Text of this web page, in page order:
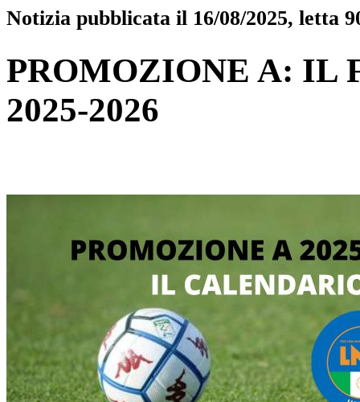
Notizia pubblicata il 16/08/2025, letta
PROMOZIONE A: IL
2025-2026